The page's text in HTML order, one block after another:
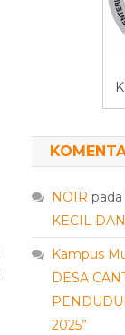
NOIR pada
KECIL
Kampus
DESA
2025”